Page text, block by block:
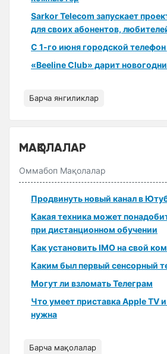
Sarkor Telecom запускает
для своих абонентов,
С 1-го июня городской
«Beeline Club» дарит
Барча янгиликлар
МАҚОЛАЛАР
Оммабоп Мақолалар
Продвинуть новый канал в
Какая техника может
при дистанционном обучении
Как установить IMO на свой
Каким был первый сенсорный
Могут ли взломать Телеграм
Что умеет приставка Apple TV
нужна
Барча мақолалар